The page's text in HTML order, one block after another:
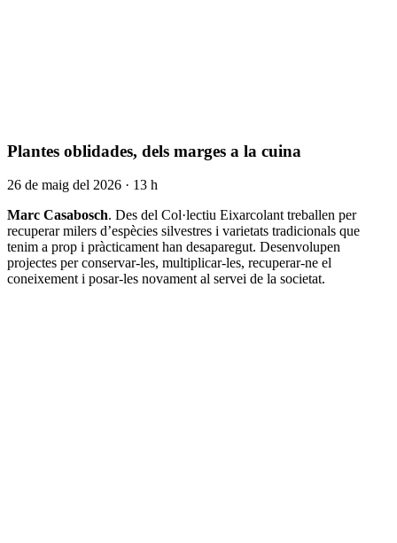
Plantes oblidades, dels marges a la cuina
26 de maig del 2026 · 13 h
Marc Casabosch. Des del Col·lectiu Eixarcolant treballen per
recuperar milers d’espècies silvestres i varietats tradicionals que
tenim a prop i pràcticament han desaparegut. Desenvolupen
projectes per conservar-les, multiplicar-les, recuperar-ne el
coneixement i posar-les novament al servei de la societat.